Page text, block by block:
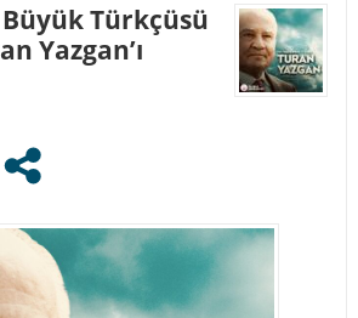
Büyük Türkçüsü
Yazgan’ı